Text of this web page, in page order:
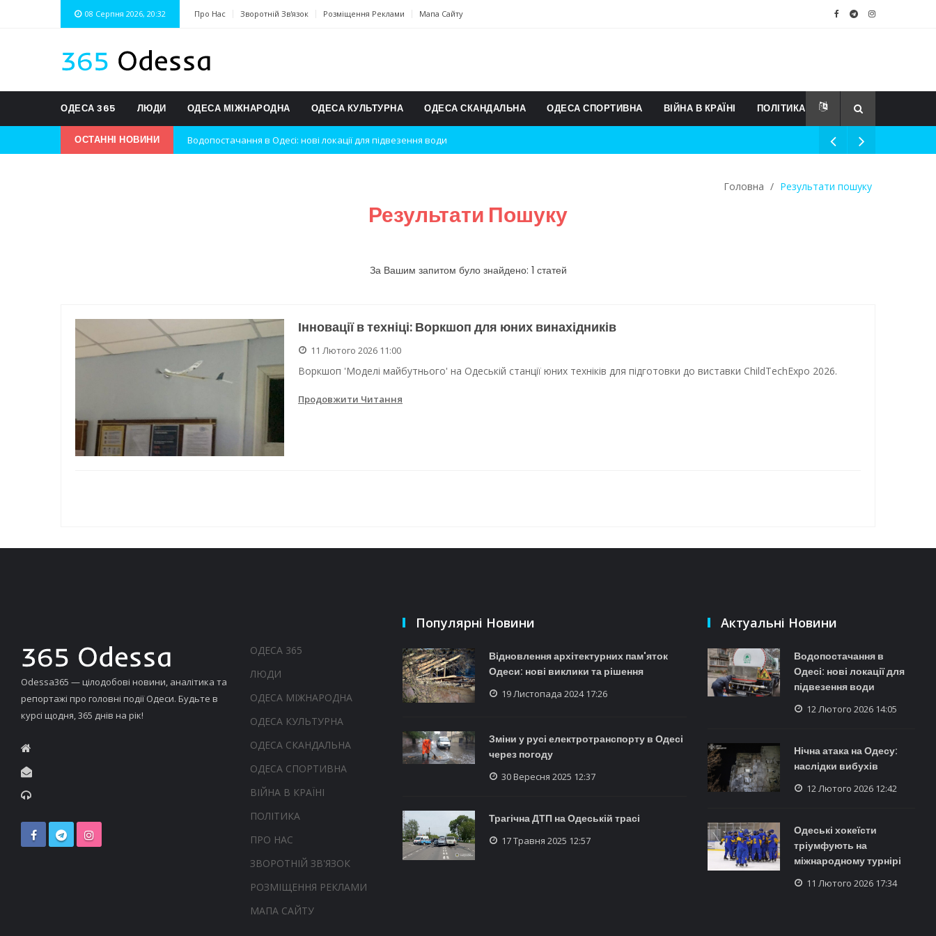
08 Серпня 2026, 20:32 Про Нас Зворотній Зв'язок Розміщення Реклами Мапа Сайту
ОДЕСА 365 ЛЮДИ ОДЕСА МІЖНАРОДНА ОДЕСА КУЛЬТУРНА ОДЕСА СКАНДАЛЬНА ОДЕСА СПОРТИВНА ВІЙНА В КРАЇНІ ПОЛІТИКА
ОСТАННІ НОВИНИ Водопостачання в Одесі: нові локації для підвезення води
Інновації в техніці: Воркшоп для юних винахідників
Нічна атака на Одесу: наслідки обстрілу
Енергетична підтримка для Одеси
Головна / Результати пошуку
Результати Пошуку
За Вашим запитом було знайдено: 1 статей
Інновації в техніці: Воркшоп для юних винахідників
11 Лютого 2026 11:00
Воркшоп 'Моделі майбутнього' на Одеській станції юних техніків для підготовки до виставки ChildTechExpo 2026.
Продовжити Читання
Odessa365 — цілодобові новини, аналітика та
репортажі про головні події Одеси. Будьте в
курсі щодня, 365 днів на рік!
ОДЕСА 365
ЛЮДИ
ОДЕСА МІЖНАРОДНА
ОДЕСА КУЛЬТУРНА
ОДЕСА СКАНДАЛЬНА
ОДЕСА СПОРТИВНА
ВІЙНА В КРАЇНІ
ПОЛІТИКА
ПРО НАС
ЗВОРОТНІЙ ЗВ'ЯЗОК
РОЗМІЩЕННЯ РЕКЛАМИ
МАПА САЙТУ
Популярні Новини
Відновлення архітектурних пам'яток
Одеси: нові виклики та рішення
19 Листопада 2024 17:26
Зміни у русі електротранспорту в Одесі
через погоду
30 Вересня 2025 12:37
Трагічна ДТП на Одеській трасі
17 Травня 2025 12:57
Актуальні Новини
Водопостачання в
Одесі: нові локації для
підвезення води
12 Лютого 2026 14:05
Нічна атака на Одесу:
наслідки вибухів
12 Лютого 2026 12:42
Одеські хокеїсти
тріумфують на
міжнародному турнірі
11 Лютого 2026 17:34